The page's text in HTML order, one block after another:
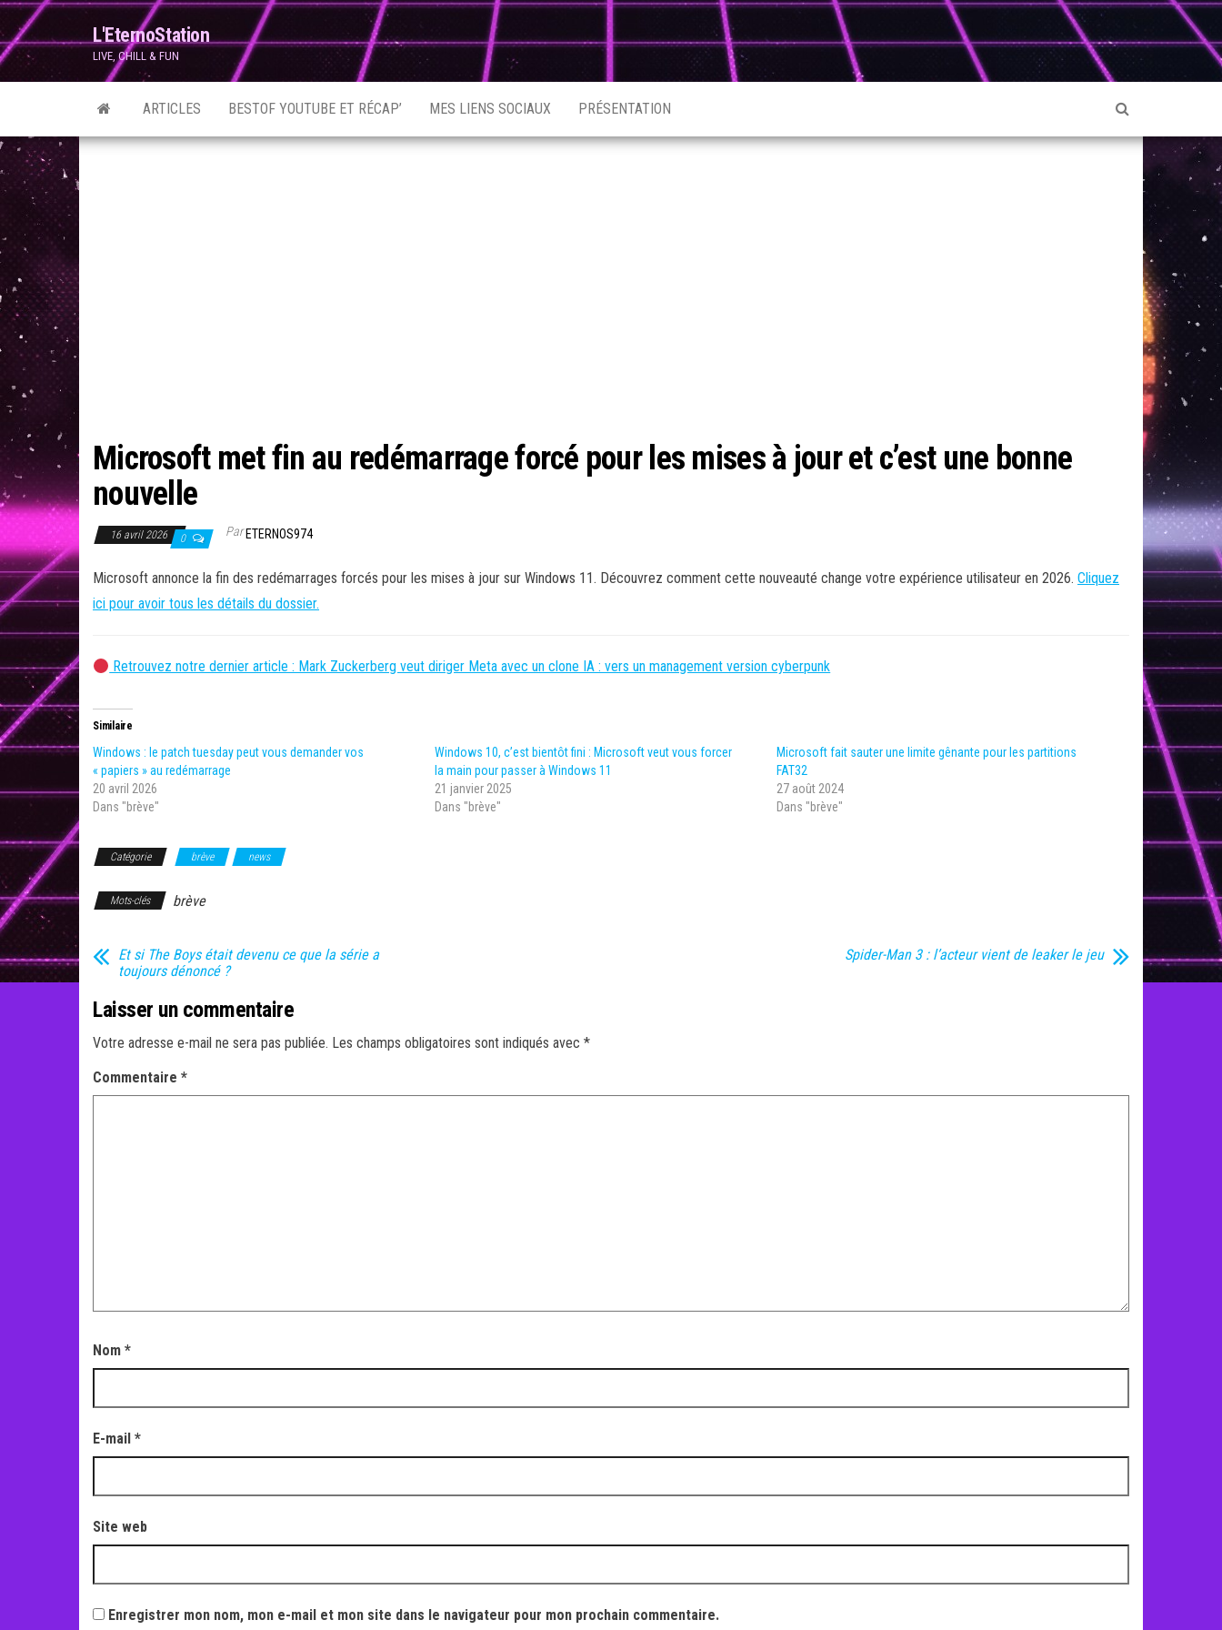
Skip
to
the
content
L'EternoStation
LIVE, CHILL & FUN
ARTICLES BESTOF YOUTUBE ET RÉCAP’ MES LIENS SOCIAUX PRÉSENTATION
Microsoft met fin au redémarrage forcé pour les mises à jour et c’est une bonne
nouvelle
16 avril 2026 0 ParETERNOS974
Microsoft annonce la fin des redémarrages forcés pour les mises à jour sur Windows 11. Découvrez comment cette nouveauté change votre expérience utilisateur en 2026. Cliquez
ici pour avoir tous les détails du dossier.
Retrouvez notre dernier article : Mark Zuckerberg veut diriger Meta avec un clone IA : vers un management version cyberpunk
Similaire
Windows : le patch tuesday peut vous demander vos
« papiers » au redémarrage
20 avril 2026
Dans "brève"
Windows 10, c’est bientôt fini : Microsoft veut vous forcer
la main pour passer à Windows 11
21 janvier 2025
Dans "brève"
Microsoft fait sauter une limite gênante pour les partitions
FAT32
27 août 2024
Dans "brève"
Catégorie brève news
Mots-clés brève
Et si The Boys était devenu ce que la série a
toujours dénoncé ?
Spider-Man 3 : l’acteur vient de leaker le jeu
Laisser un commentaire
Votre adresse e-mail ne sera pas publiée. Les champs obligatoires sont indiqués avec *
Commentaire *
Nom *
E-mail *
Site web
Enregistrer mon nom, mon e-mail et mon site dans le navigateur pour mon prochain commentaire.